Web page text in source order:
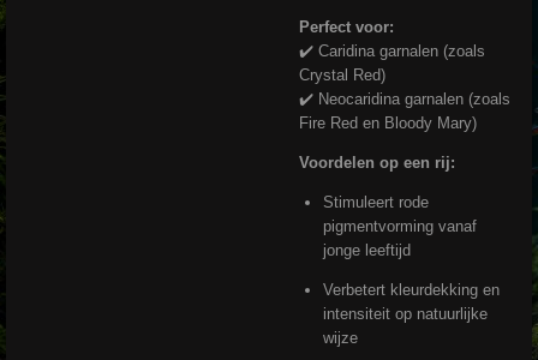
Perfect voor:
✔️ Caridina garnalen (zoals
Crystal Red)
✔️ Neocaridina garnalen (zoals
Fire Red en Bloody Mary)
Voordelen op een rij:
Stimuleert rode
pigmentvorming vanaf
jonge leeftijd
Verbetert kleurdekking en
intensiteit op natuurlijke
wijze